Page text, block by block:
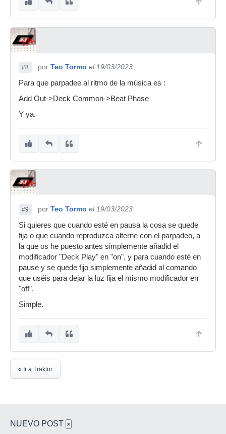
#8 por Teo Tormo el 19/03/2023
Para que parpadee al ritmo de la música es :
Add Out->Deck Common->Beat Phase
Y ya.
#9 por Teo Tormo el 19/03/2023
Si quieres que cuando esté en pausa la cosa se quede
fija o que cuando reproduzca alterne con el parpadeo, a
la que os he puesto antes simplemente añadid el
modificador "Deck Play" en "on", y para cuando esté en
pause y se quede fijo simplemente añadid al comando
que uséis para dejar la luz fija el mismo modificador en
"off".
Simple.
« Ir a Traktor
NUEVO POST ×